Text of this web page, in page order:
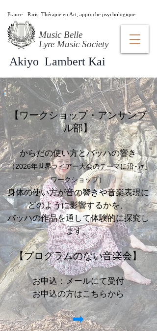
France - Paris, Thérapie en Art, approche psychologique
Music Belle
​Lyre Music Society
Akiyo Lambert Kai
【ワークショップ・アンサンブ
ル部】
からだの使い方とバッハの響き
（2026年世界ライアー大会のテーマに沿った
ワークショップ）
身体の使い方が音の響きや音楽表現に
どのように影響するかを、
バッハの作品を通して体験的に探究し
ます。
【プログラムのない音楽会】
お申込：メールにて受付
お申込の方はこちらから
➡